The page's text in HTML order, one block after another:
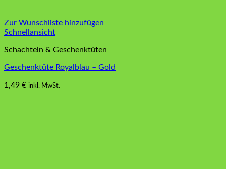
Zur Wunschliste hinzufügen
Schnellansicht
Schachteln & Geschenktüten
Geschenktüte Royalblau – Gold
1,49 € inkl. MwSt.